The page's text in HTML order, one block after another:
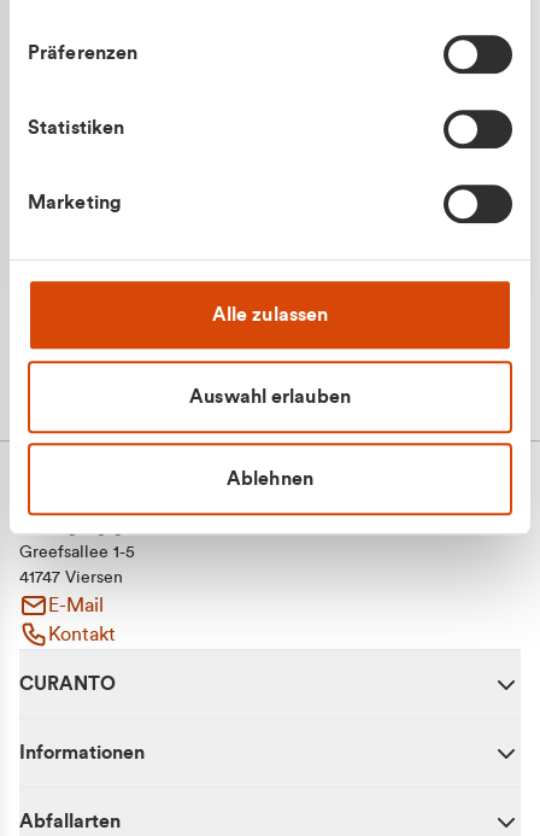
Präferenzen
Statistiken
Marketing
Alle zulassen
Auswahl erlauben
Ablehnen
Greefsallee 1-5
41747 Viersen
E-Mail
Kontakt
CURANTO
Informationen
Abfallarten